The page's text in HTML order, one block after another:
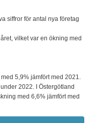
siffror för antal nya företag
vilket var en ökning med
5,9% jämfört med 2021.
2022. I Östergötland
med 6,6% jämfört med